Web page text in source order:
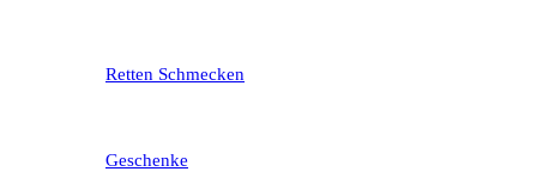
Retten Schmecken
Geschenke